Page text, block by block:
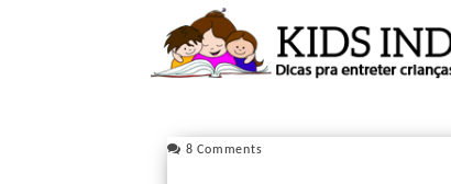
8 Comments